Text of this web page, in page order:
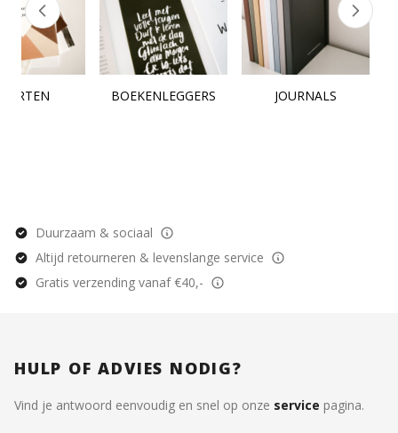
BOEKENLEGGERS JOURNALS
Duurzaam & sociaal
Altijd retourneren & levenslange service
Gratis verzending vanaf €40,-
HULP OF ADVIES NODIG?
Vind je antwoord eenvoudig en snel op onze service pagina.